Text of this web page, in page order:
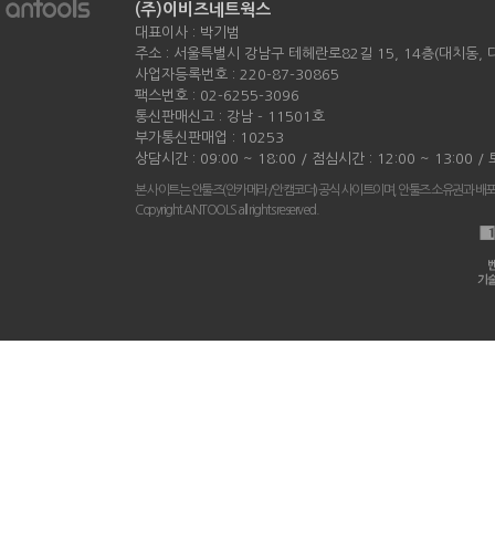
(주)이비즈네트웍스
대표이사 : 박기범
주소 : 서울특별시 강남구 테헤란로82길 15, 14층(대치동,
사업자등록번호 : 220-87-30865
팩스번호 : 02-6255-3096
통신판매신고 : 강남 - 11501호
부가통신판매업 : 10253
상담시간 : 09:00 ~ 18:00 / 점심시간 : 12:00 ~ 13:00 /
본 사이트는 안툴즈(안카메라/안캠코더) 공식 사이트이며, 안툴즈 소유권과 배
Copyright ANTOOLS all rights reserved.